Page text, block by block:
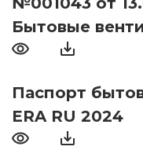
Бытовые
Паспорт
ERA RU 2024